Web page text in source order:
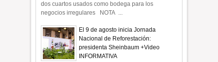
dos cuartos usados como bodega para los
negocios irregulares NOTA ...
El 9 de agosto inicia Jornada
Nacional de Reforestación:
presidenta Sheinbaum +Video
INFORMATIVA